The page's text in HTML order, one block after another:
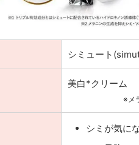
シミュート
美白*クリーム
※メ
シミが気に